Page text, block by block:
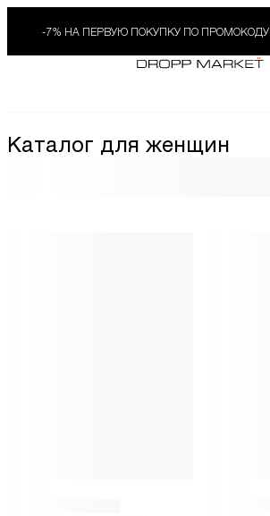
-7% НА ПЕРВУЮ ПОКУПКУ ПО ПРОМОКОДУ
Каталог для женщин